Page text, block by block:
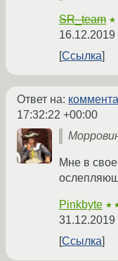
SR_team
Ссылка
Ответ на:
17:32:22 +00:00
Мне в
Pinkbyte
31.12.2019
Ссылка